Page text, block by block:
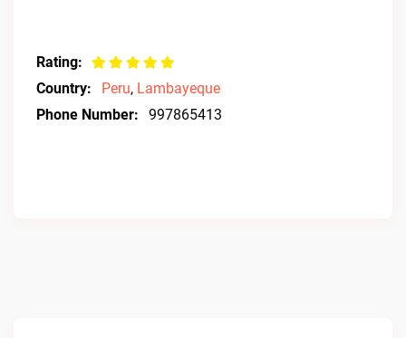
Rating:
Country:
Peru, Lambayeque
Phone Number:
997865413